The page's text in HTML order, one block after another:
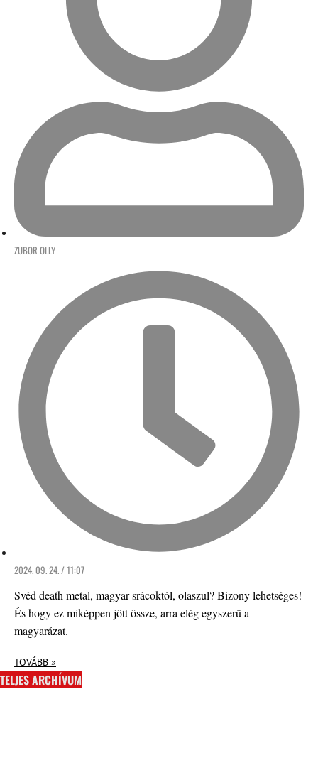
ZUBOR OLLY
2024. 09. 24. / 11:07
Svéd death metal, magyar srácoktól, olaszul? Bizony lehetséges!
És hogy ez miképpen jött össze, arra elég egyszerű a
magyarázat.
TOVÁBB »
TELJES ARCHÍVUM